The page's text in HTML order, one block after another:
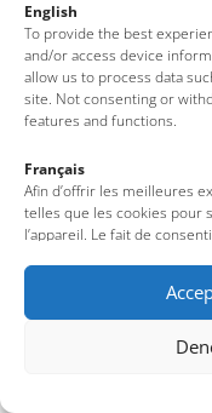
English
To provide the best
and/or access device
allow us to process data
site. Not consenting or
features and functions.
Français
Afin d’offrir les meilleures
telles que les cookies pour
l’appareil. Le fait de
uniques sur ce site. Le fait
consentement peut avoir
caractéristiques du site.